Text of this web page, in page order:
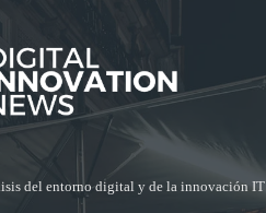
del entorno digital y de la innovación IT